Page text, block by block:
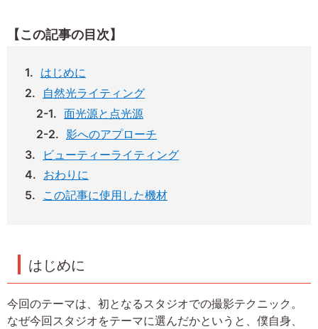
【この記事の目次】
はじめに
自然光ライティング
面光源と点光源
影へのアプローチ
ビューティーライティング
おわりに
この記事に使用した機材
はじめに
今回のテーマは、初となるスタジオでの撮影テクニック。
なぜ今回スタジオをテーマに選んだかというと、僕自身、